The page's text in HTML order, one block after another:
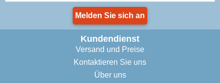
Melden Sie sich an
Kundendienst
Versand und Preise
Kontaktieren Sie uns
Über uns